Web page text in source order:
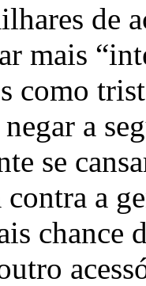
de
mais
como
a
se
contra a
chance